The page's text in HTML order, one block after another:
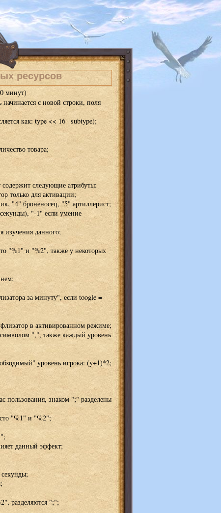
ресурсов
минут)
с новой строки, поля
как: type << 16 | subtype);
товара;
содержит следующие атрибуты:
только для активации;
"4" броненосец, "5" артиллерист;
"-1" если умение
данного;
"%1" и "%2", также у некоторых
за минуту", если toogle =
в активированном режиме;
",", также каждый уровень
уровень игрока: (y+1)*2;
пользования, знаком ";" разделены
"%1" и "%2";
данный эффект;
разделяются ";";